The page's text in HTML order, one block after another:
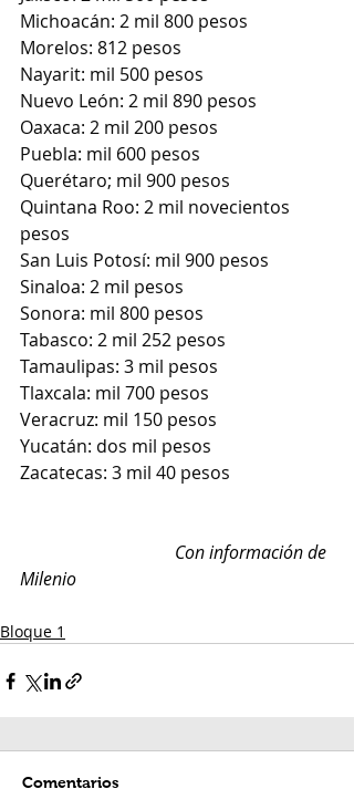
Michoacán: 2 mil 800 pesos
Morelos: 812 pesos
Nayarit: mil 500 pesos
Nuevo León: 2 mil 890 pesos
Oaxaca: 2 mil 200 pesos
Puebla: mil 600 pesos
Querétaro; mil 900 pesos
Quintana Roo: 2 mil novecientos
pesos
San Luis Potosí: mil 900 pesos
Sinaloa: 2 mil pesos
Sonora: mil 800 pesos
Tabasco: 2 mil 252 pesos
Tamaulipas: 3 mil pesos
Tlaxcala: mil 700 pesos
Veracruz: mil 150 pesos
Yucatán: dos mil pesos
Zacatecas: 3 mil 40 pesos
Milenio
Bloque 1
Comentarios